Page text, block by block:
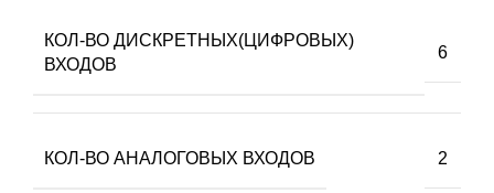
КОЛ-ВО ДИСКРЕТНЫХ(ЦИФРОВЫХ)
ВХОДОВ
6
КОЛ-ВО АНАЛОГОВЫХ ВХОДОВ 2